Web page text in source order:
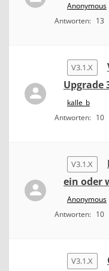
Anonymous
Antworten: 13
V3.1.X
Upgrade
kalle_b
Antworten: 10
V3.1.X
ein oder
Anonymous
Antworten: 10
V3.1.X